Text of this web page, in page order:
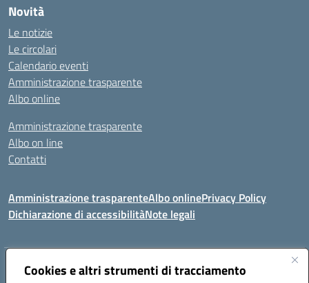
Cookies e altri strumenti di tracciamento
Novità
Le notizie
Le circolari
Calendario eventi
Amministrazione trasparente
Albo online
Amministrazione trasparente
Albo on line
Contatti
Amministrazione trasparenteAlbo onlinePrivacy Policy
Dichiarazione di accessibilitàNote legali
Indirizzo:Via Tirso, 07011 Bono (SS)